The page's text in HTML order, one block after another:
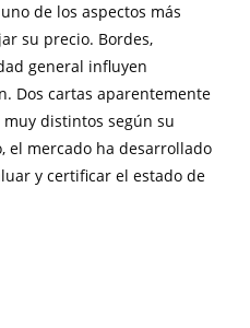
de los aspectos más
su precio. Bordes,
general influyen
Dos cartas aparentemente
distintos según su
el mercado ha desarrollado
y certificar el estado de